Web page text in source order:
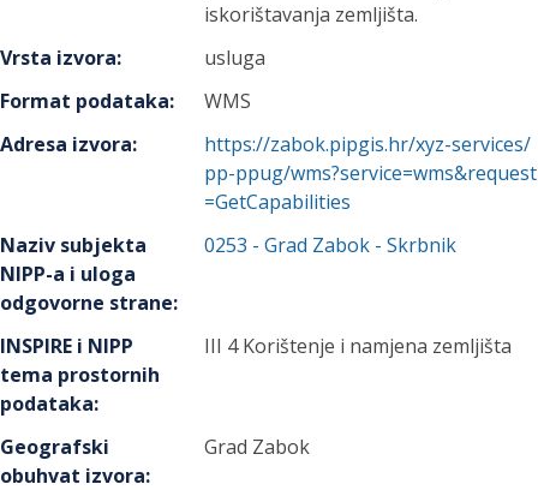
iskorištavanja zemljišta.
Vrsta izvora:
usluga
Format podataka:
WMS
Adresa izvora:
https://zabok.pipgis.hr/xyz-services/
pp-ppug/wms?service=wms&request
=GetCapabilities
Naziv subjekta
NIPP-a i uloga
odgovorne strane:
0253 -Grad Zabok - Skrbnik
INSPIRE i NIPP
tema prostornih
podataka:
III 4 Korištenje i namjena zemljišta
Geografski
obuhvat izvora:
Grad Zabok